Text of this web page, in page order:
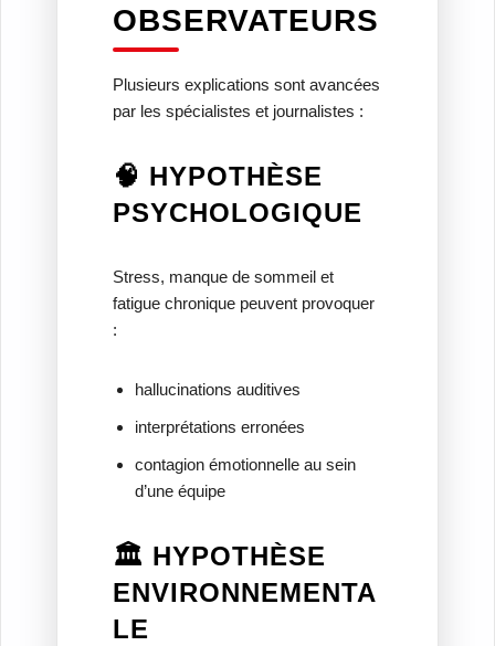
OBSERVATEURS
Plusieurs explications sont avancées
par les spécialistes et journalistes :
🧠 HYPOTHÈSE
PSYCHOLOGIQUE
Stress, manque de sommeil et
fatigue chronique peuvent provoquer
:
hallucinations auditives
interprétations erronées
contagion émotionnelle au sein
d’une équipe
🏛️ HYPOTHÈSE
ENVIRONNEMENTA
LE